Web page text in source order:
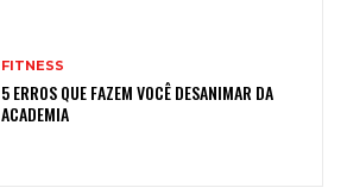
FITNESS
5 ERROS QUE FAZEM VOCÊ DESANIMAR DA
ACADEMIA